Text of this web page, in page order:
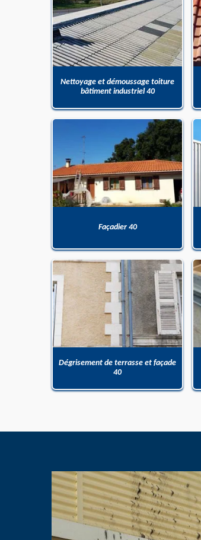
Nettoyage et démoussage toiture
bâtiment industriel 40
Façadier 40
Dégrisement de terrasse et façade
40